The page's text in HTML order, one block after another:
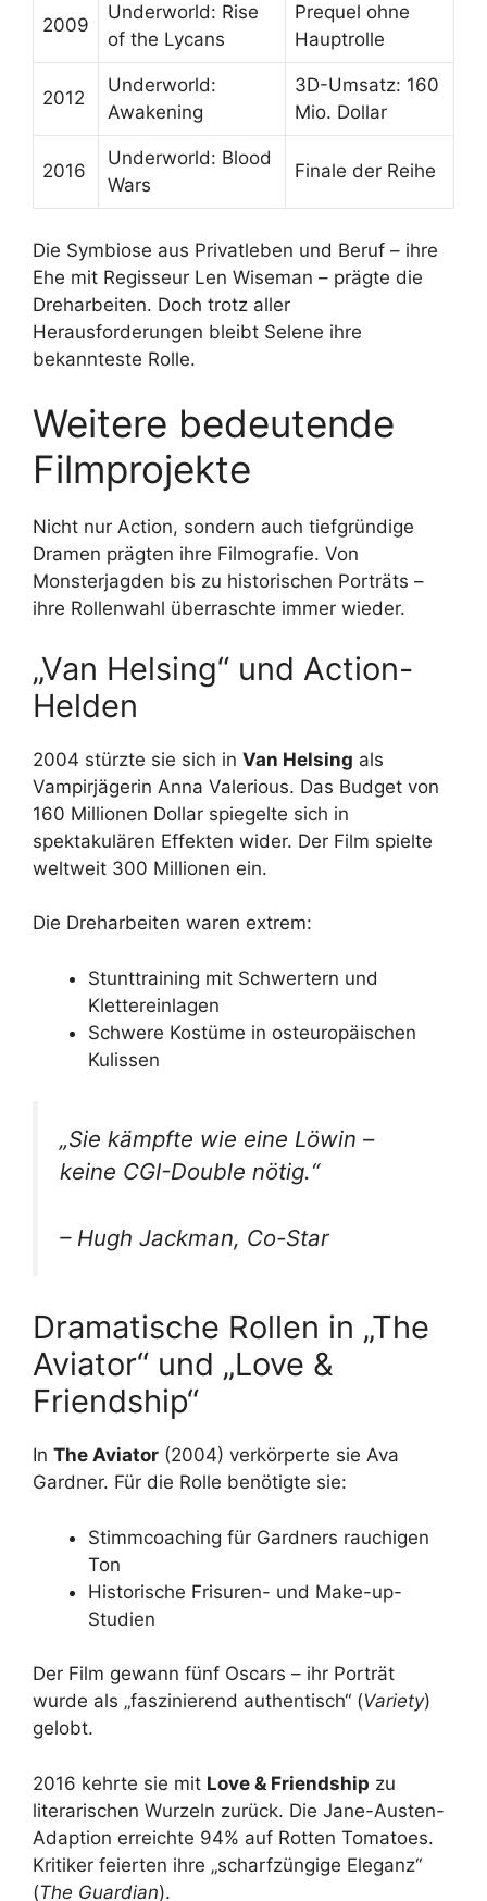
2009
Underworld: Rise
of the Lycans
Prequel ohne
Hauptrolle
2012
Underworld:
Awakening
3D-Umsatz: 160
Mio. Dollar
2016
Underworld: Blood
Wars
Finale der Reihe
Die Symbiose aus Privatleben und Beruf – ihre
Ehe mit Regisseur Len Wiseman – prägte die
Dreharbeiten. Doch trotz aller
Herausforderungen bleibt Selene ihre
bekannteste Rolle.
Weitere bedeutende
Filmprojekte
Nicht nur Action, sondern auch tiefgründige
Dramen prägten ihre Filmografie. Von
Monsterjagden bis zu historischen Porträts –
ihre Rollenwahl überraschte immer wieder.
„Van Helsing“ und Action-
Helden
2004 stürzte sie sich in Van Helsing als
Vampirjägerin Anna Valerious. Das Budget von
160 Millionen Dollar spiegelte sich in
spektakulären Effekten wider. Der Film spielte
weltweit 300 Millionen ein.
Die Dreharbeiten waren extrem:
Stunttraining mit Schwertern und
Klettereinlagen
Schwere Kostüme in osteuropäischen
Kulissen
„Sie kämpfte wie eine Löwin –
keine CGI-Double nötig.“
– Hugh Jackman, Co-Star
Dramatische Rollen in „The
Aviator“ und „Love &
Friendship“
In The Aviator (2004) verkörperte sie Ava
Gardner. Für die Rolle benötigte sie:
Stimmcoaching für Gardners rauchigen
Ton
Historische Frisuren- und Make-up-
Studien
Der Film gewann fünf Oscars – ihr Porträt
wurde als „faszinierend authentisch“ (Variety)
gelobt.
2016 kehrte sie mit Love & Friendship zu
literarischen Wurzeln zurück. Die Jane-Austen-
Adaption erreichte 94% auf Rotten Tomatoes.
Kritiker feierten ihre „scharfzüngige Eleganz“
(The Guardian).